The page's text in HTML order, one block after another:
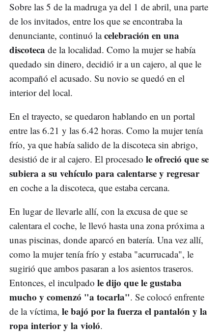
Sobre las 5 de la madruga ya del 1 de abril, una parte
de los invitados, entre los que se encontraba la
denunciante, continuó lacelebración en una
discoteca de la localidad. Como la mujer se había
quedado sin dinero, decidió ir a un cajero, al que le
acompañó el acusado. Su novio se quedó en el
interior del local.
En el trayecto, se quedaron hablando en un portal
entre las 6.21 y las 6.42 horas. Como la mujer tenía
frío, ya que había salido de la discoteca sin abrigo,
desistió de ir al cajero. El procesado le ofreció que se
subiera a su vehículo para calentarse y regresar
en coche a la discoteca, que estaba cercana.
En lugar de llevarle allí, con la excusa de que se
calentara el coche, le llevó hasta una zona próxima a
unas piscinas, donde aparcó en batería. Una vez allí,
como la mujer tenía frío y estaba "acurrucada", le
sugirió que ambos pasaran a los asientos traseros.
Entonces, el inculpado le dijo que le gustaba
mucho y comenzó "a tocarla". Se colocó enfrente
de la víctima, le bajó por la fuerza el pantalón y la
ropa interior y la violó.